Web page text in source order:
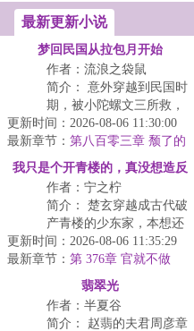
最新更新小说
梦回民国从拉包月开始
作者：流浪之袋鼠
简介： 意外穿越到民国时
期，被小陀螺文三所救，
从拉包月开始，竟然获得
车夫系统，
更新时间：2026-08-06 11:30:00
最新章节： 第八百零三章 颓了的
经国
我只是个开青楼的，真没想造反
作者：宁之柠
简介： 楚玄穿越成古代破
产青楼的少东家，本想还
清债务，苟活于世。却绑
定【风月霸主系统】拥有
更新时间：2026-08-06 11:35:29
最新章节： 第 376章 官就不做
了，要南楚皇帝一个承诺！
翡翠光
作者：半夏谷
简介： 赵翡的夫君周彦章